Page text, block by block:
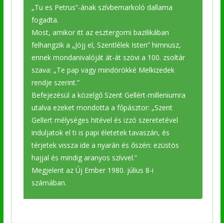
„Tu es Petrus”-ának szívbemarkoló dallama
fogadta.
Most, amikor itt az esztergomi bazilikában
felhangzik a „Jöjj el, Szentlélek Isten” himnusz,
ennek mondanivalóját át-át szövi a 100. zsoltár
szava: „Te pap vagy mindörökké Melkizedek
rendje szerint.”
Befejezésül a közelgő Szent Gellért-milleniumra
utalva ezeket mondotta a főpásztor: „Szent
Gellert mélységes hitével és izzó szeretetével
induljatok el ti is papi életetek tavaszán, és
térjetek vissza ide a nyarán és őszén: ezüstös
hajjal és mindig aranyos szívvel.”
Megjelent az Új Ember 1980. július 8-i
számában.